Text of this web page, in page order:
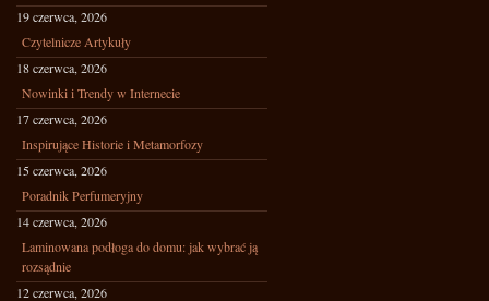
19 czerwca, 2026
Czytelnicze Artykuły
18 czerwca, 2026
Nowinki i Trendy w Internecie
17 czerwca, 2026
Inspirujące Historie i Metamorfozy
15 czerwca, 2026
Poradnik Perfumeryjny
14 czerwca, 2026
Laminowana podłoga do domu: jak wybrać ją
rozsądnie
12 czerwca, 2026